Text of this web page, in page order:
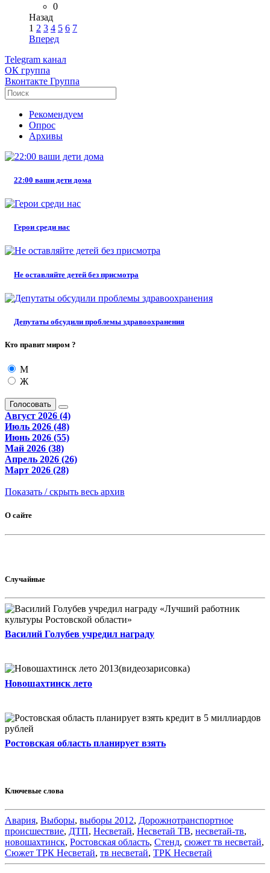
0
Назад
1 2 3 4 5 6 7
Вперед
Telegram канал
ОК группа
Вконтакте Группа
Рекомендуем
Опрос
Архивы
22:00 ваши дети дома
Герои среди нас
Не оставляйте детей без присмотра
Депутаты обсудили проблемы здравоохранения
Кто правит миром ?
М
Ж
Голосовать
Август 2026 (4)
Июль 2026 (48)
Июнь 2026 (55)
Май 2026 (38)
Апрель 2026 (26)
Март 2026 (28)
Показать / скрыть весь архив
О сайте
Случайные
Василий Голубев учредил награду
Новошахтинск лето
Ростовская область планирует взять
Ключевые слова
Авария, Выборы, выборы 2012, Дорожнотранспортное
происшествие, ДТП, Несветай, Несветай ТВ, несветай-тв,
новошахтинск, Ростовская область, Стенд, сюжет тв несветай,
Сюжет ТРК Несветай, тв несветай, ТРК Несветай